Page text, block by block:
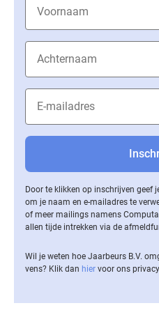
Door te klikken op inschrijven geef
om je naam en e-mailadres te
of meer mailings namens
allen tijde intrekken via de
Wil je weten hoe Jaarbeurs B.V.
vens? Klik dan hier voor ons